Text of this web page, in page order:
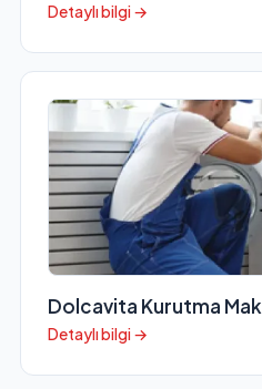
Detaylı bilgi →
Dolcavita Kurutma
Detaylı bilgi →